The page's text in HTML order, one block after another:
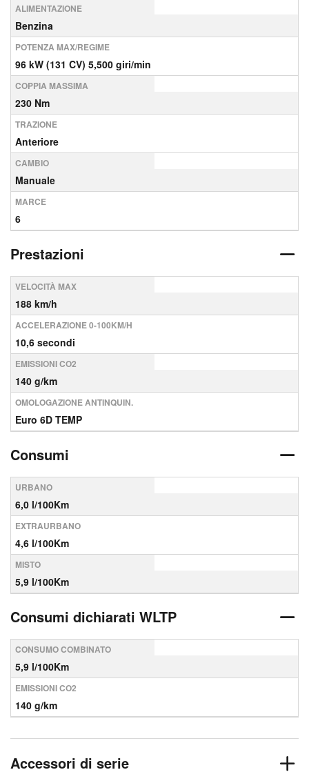
ALIMENTAZIONE
Benzina
POTENZA MAX/REGIME
96 kW (131 CV) 5,500 giri/min
COPPIA MASSIMA
230 Nm
TRAZIONE
Anteriore
CAMBIO
Manuale
MARCE
6
Prestazioni
VELOCITÀ MAX
188 km/h
ACCELERAZIONE 0-100KM/H
10,6 secondi
EMISSIONI CO2
140 g/km
OMOLOGAZIONE ANTINQUIN.
Euro 6D TEMP
Consumi
URBANO
6,0 l/100Km
EXTRAURBANO
4,6 l/100Km
MISTO
5,9 l/100Km
Consumi dichiarati WLTP
CONSUMO COMBINATO
5,9 l/100Km
EMISSIONI CO2
140 g/km
Accessori di serie